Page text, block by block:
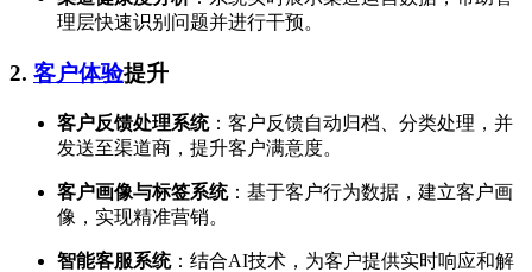
理层快速识别问题并进行干预。
2. 客户体验提升
客户反馈处理系统：客户反馈自动归档、分类处理，并
发送至渠道商，提升客户满意度。
客户画像与标签系统：基于客户行为数据，建立客户画
像，实现精准营销。
智能客服系统：结合AI技术，为客户提供实时响应和解